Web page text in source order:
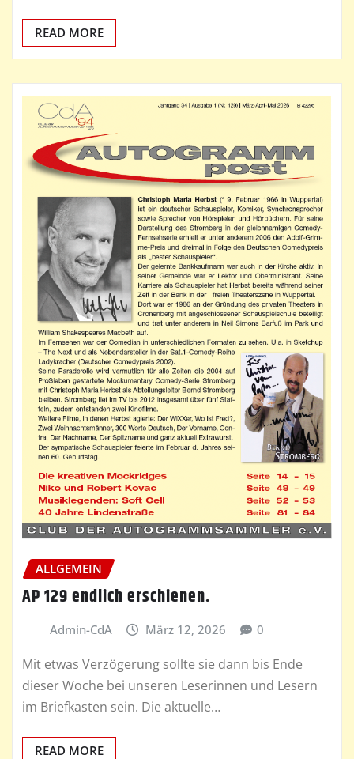
READ MORE
ALLGEMEIN
AP 129 endlich erschienen.
Admin-CdA März 12, 2026 0
Mit etwas Verzögerung sollte sie dann bis Ende
dieser Woche bei unseren Leserinnen und Lesern
im Briefkasten sein. Die aktuelle…
READ MORE